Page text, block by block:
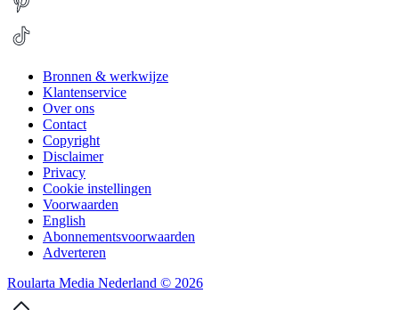
Bronnen & werkwijze
Klantenservice
Over ons
Contact
Copyright
Disclaimer
Privacy
Cookie instellingen
Voorwaarden
English
Abonnementsvoorwaarden
Adverteren
Roularta Media Nederland © 2026